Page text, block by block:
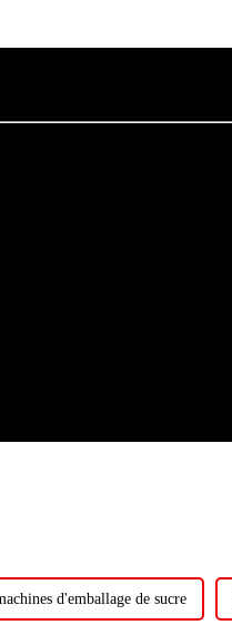
d'emballage de sucre